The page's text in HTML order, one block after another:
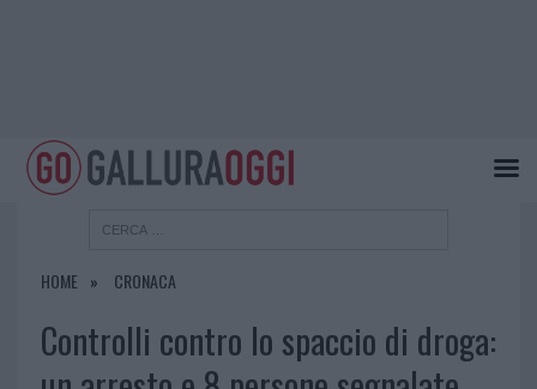
HOME CRONACA
Controlli contro lo spaccio di droga: